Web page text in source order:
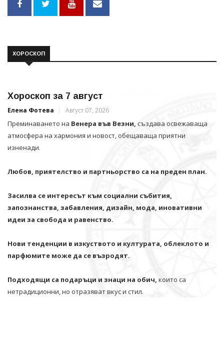
ХОРОСКОП
Хороскоп за 7 август
Елена Фотева Август 07, 2026
Преминаването на Венера във Везни, създава освежаваща
атмосфера на хармония и новост, обещаваща приятни
изненади.
Любов, приятелство и партньорство са на преден план.
Засилва се интересът към социални събития,
запознанства, забавления, дизайн, мода, иновативни
идеи за свобода и равенство.
Нови тенденции в изкуството и културата, облеклото и
парфюмите може да се възродят.
Подходящи са подаръци и знаци на обич, които са
нетрадиционни, но отразяват вкус и стил.